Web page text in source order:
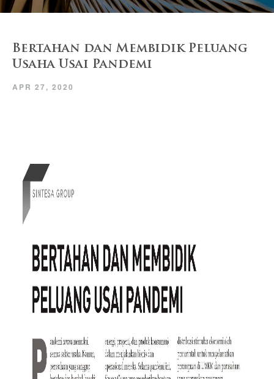
Bertahan dan Membidik Peluang
Usaha Usai Pandemi
APR 27, 2020